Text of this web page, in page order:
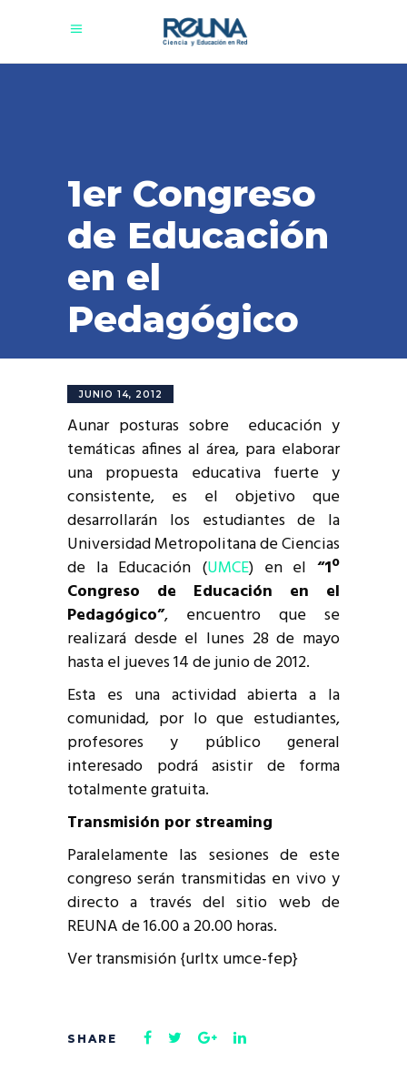
1er Congreso
de Educación
en el
Pedagógico
JUNIO 14, 2012
Aunar posturas sobre educación y
temáticas afines al área, para elaborar
una propuesta educativa fuerte y
consistente, es el objetivo que
desarrollarán los estudiantes de la
Universidad Metropolitana de Ciencias
de la Educación (UMCE) en el “1º
Congreso de Educación en el
Pedagógico”, encuentro que se
realizará desde el lunes 28 de mayo
hasta el jueves 14 de junio de 2012.
Esta es una actividad abierta a la
comunidad, por lo que estudiantes,
profesores y público general
interesado podrá asistir de forma
totalmente gratuita.
Transmisión por streaming
Paralelamente las sesiones de este
congreso serán transmitidas en vivo y
directo a través del sitio web de
REUNA de 16.00 a 20.00 horas.
Ver transmisión {urltx umce-fep}